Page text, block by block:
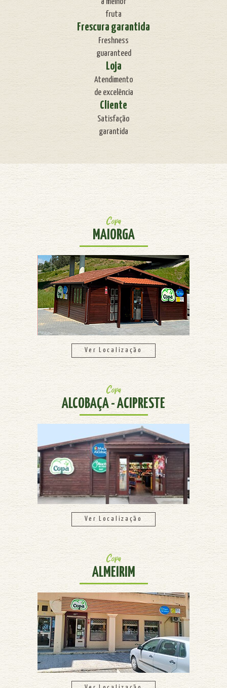
a melhor
fruta
Frescura garantida
Freshness
guaranteed
Loja
Atendimento
de excelência
Cliente
Satisfação
garantida
Copa
MAIORGA
Ver Localização
Copa
ALCOBAÇA - ACIPRESTE
Ver Localização
Copa
ALMEIRIM